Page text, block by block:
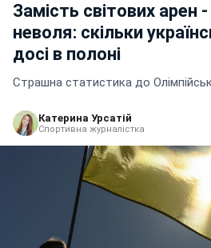
Замість світових арен
неволя: скільки
досі в полоні
Страшна статистика до
Катерина Урсатій
Спортивна журналістка